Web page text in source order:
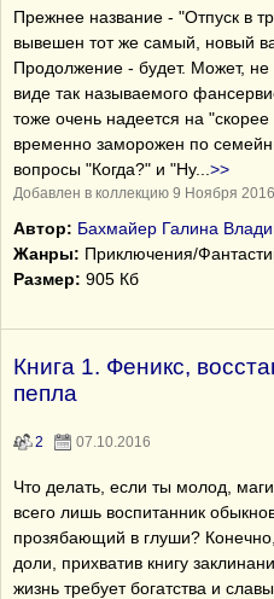
Прежнее название - "Отпуск в
вывешен тот же самый, новый
Продолжение - будет. Может, не
виде так называемого
тоже очень надеется на
временно заморожен по
вопросы "Когда?" и "Ну... >>
Добавлен в коллекцию 9 Ноября 2016
Автор: Бахмайер Галина
Жанры: Приключения/
Размер: 905 Кб
Книга 1. Феникс,
пепла
2 07.10.2016
Что делать, если ты молод,
всего лишь воспитанник
прозябающий в глуши?
доли, прихватив книгу
жизнь требует богатства и